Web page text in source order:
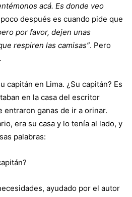
acá. Es donde veo
después es cuando pide que
por favor, dejen unas
respiren las camisas”. Pero
capitán en Lima. ¿Su capitán? Es
en la casa del escritor
entraron ganas de ir a orinar.
era su casa y lo tenía al lado, y
palabras:
ayudado por el autor